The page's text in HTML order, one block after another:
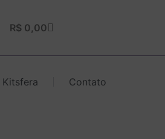
R$ 0,00Carrinho
Kitsfera Contato